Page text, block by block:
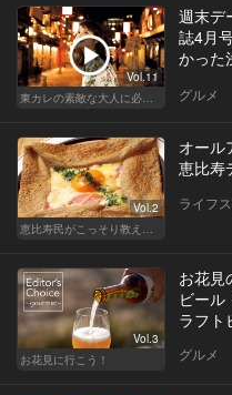
Vol.11
週末デ
誌4月
かった
グルメ
Vol.2
オール
恵比寿
ライフ
Vol.3
お花見に行こう！
お花見
ビール
ラフト
グルメ